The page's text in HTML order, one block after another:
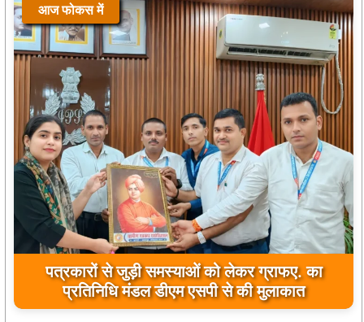
आज फोकस में
जिला कारागार में दो पावरलूम सेट का उद्घाटन, बंदियों को
मिलेगा रोजगार का अवसर